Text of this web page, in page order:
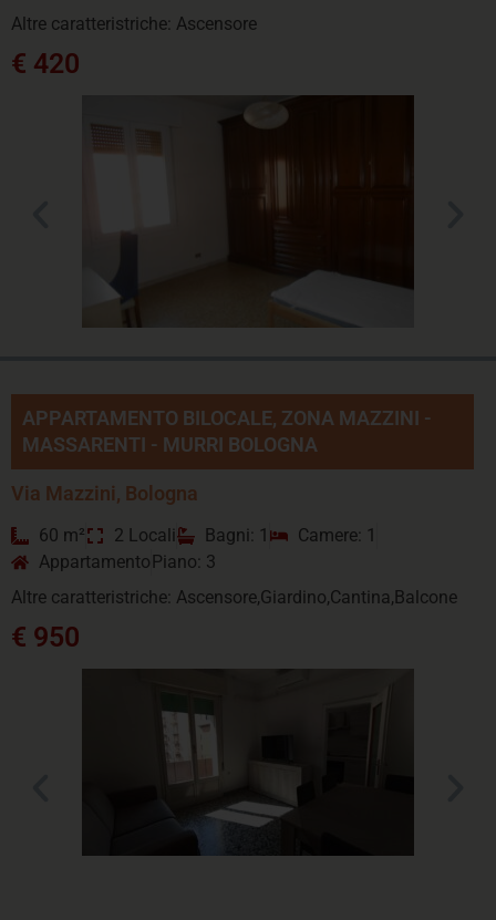
Altre caratteristriche: Ascensore
€ 420
APPARTAMENTO BILOCALE, ZONA MAZZINI -
MASSARENTI - MURRI BOLOGNA
Via Mazzini, Bologna
60 m² 2 Locali Bagni: 1
Camere: 1
AppartamentoPiano: 3
Altre caratteristriche: Ascensore,Giardino,Cantina,Balcone
€ 950